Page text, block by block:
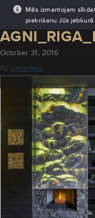
Mēs izmantojam
piekrišanu Jūs
October 31, 2016
By caballero